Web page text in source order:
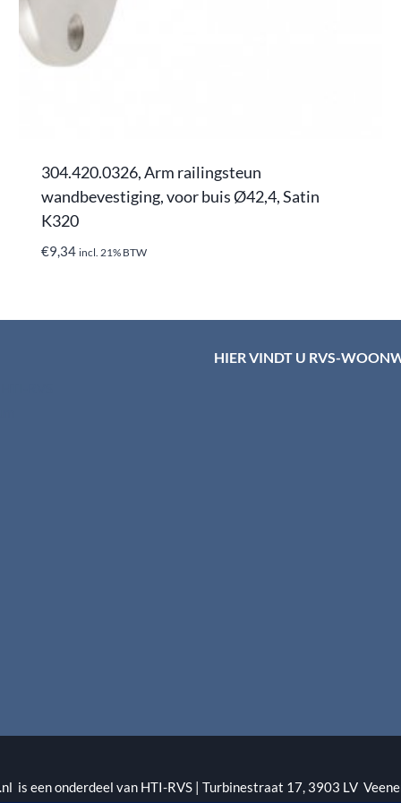
304.420.0326, Arm railingsteun
wandbevestiging, voor buis Ø42,4, Satin
K320
€9,34 incl. 21% BTW
HIER VINDT U RVS-
is een onderdeel van HTI-RVS | Turbinestraat 17, 3903 LV